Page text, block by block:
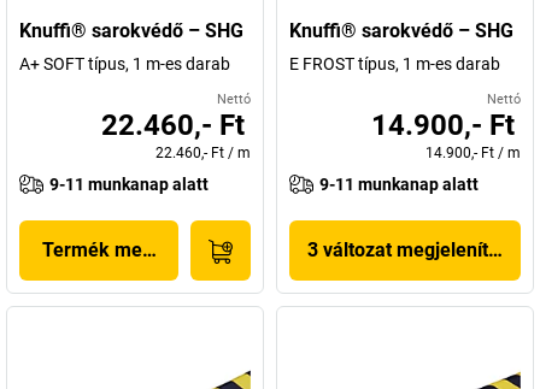
Knuffi® sarokvédő – SHG
A+ SOFT típus, 1 m-es darab
Nettó
22.460,- Ft
22.460,- Ft / m
9-11 munkanap alatt
Termék megjelenítése
Knuffi® sarokvédő – SHG
E FROST típus, 1 m-es darab
Nettó
14.900,- Ft
14.900,- Ft / m
9-11 munkanap alatt
3 változat megjelenítése